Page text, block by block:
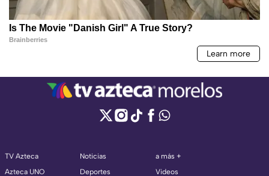
TV Azteca
Azteca UNO
Noticias
Deportes
a más +
Videos